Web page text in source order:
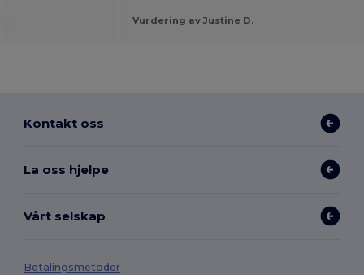
Vurdering av Justine D.
Kontakt oss
La oss hjelpe
Vårt selskap
Betalingsmetoder